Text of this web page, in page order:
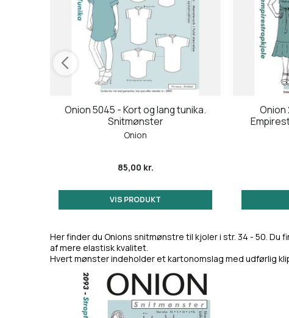
Onion 5045 - Kort og lang tunika.
Snitmønster
Onion
85,00 kr.
VIS PRODUKT
Onion
Her finder du Onions snitmønstre til kjoler i str. 34 - 50.
af mere elastisk kvalitet.
Hvert mønster indeholder et kartonomslag med udførlig